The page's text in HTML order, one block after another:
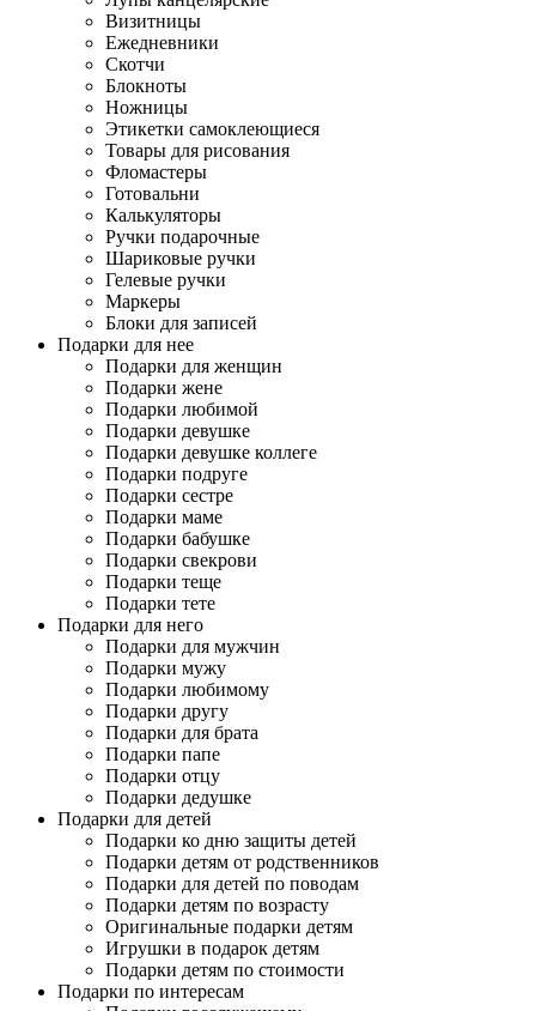
Визитницы
Ежедневники
Скотчи
Блокноты
Ножницы
Этикетки самоклеющиеся
Товары для рисования
Фломастеры
Готовальни
Калькуляторы
Ручки подарочные
Шариковые ручки
Гелевые ручки
Маркеры
Блоки для записей
Подарки для нее
Подарки для женщин
Подарки жене
Подарки любимой
Подарки девушке
Подарки девушке коллеге
Подарки подруге
Подарки сестре
Подарки маме
Подарки бабушке
Подарки свекрови
Подарки теще
Подарки тете
Подарки для него
Подарки для мужчин
Подарки мужу
Подарки любимому
Подарки другу
Подарки для брата
Подарки папе
Подарки отцу
Подарки дедушке
Подарки для детей
Подарки ко дню защиты детей
Подарки детям от родственников
Подарки для детей по поводам
Подарки детям по возрасту
Оригинальные подарки детям
Игрушки в подарок детям
Подарки детям по стоимости
Подарки по интересам